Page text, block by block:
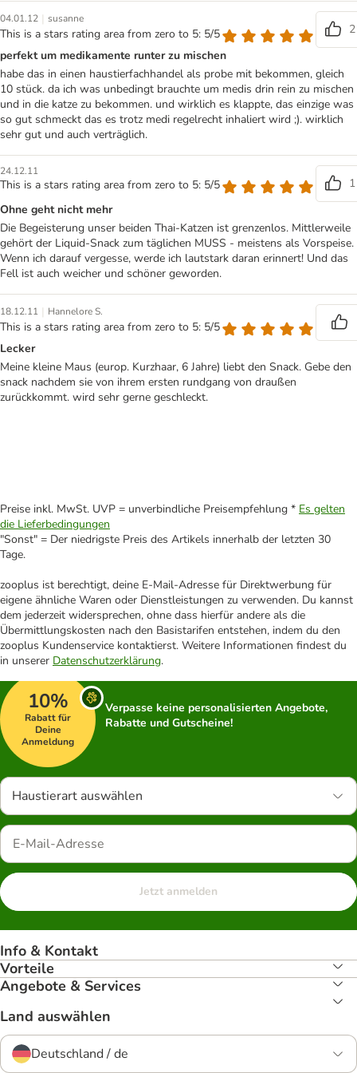
04.01.12 | susanne
This is a stars rating area from zero to 5: 5/5
2
perfekt um medikamente runter zu mischen
habe das in einen haustierfachhandel als probe mit bekommen, gleich
10 stück. da ich was unbedingt brauchte um medis drin rein zu mischen
und in die katze zu bekommen. und wirklich es klappte, das einzige was
so gut schmeckt das es trotz medi regelrecht inhaliert wird ;). wirklich
sehr gut und auch verträglich.
24.12.11
This is a stars rating area from zero to 5: 5/5
1
Ohne geht nicht mehr
Die Begeisterung unser beiden Thai-Katzen ist grenzenlos. Mittlerweile
gehört der Liquid-Snack zum täglichen MUSS - meistens als Vorspeise.
Wenn ich darauf vergesse, werde ich lautstark daran erinnert! Und das
Fell ist auch weicher und schöner geworden.
18.12.11 | Hannelore S.
This is a stars rating area from zero to 5: 5/5
Lecker
Meine kleine Maus (europ. Kurzhaar, 6 Jahre) liebt den Snack. Gebe den
snack nachdem sie von ihrem ersten rundgang von draußen
zurückkommt. wird sehr gerne geschleckt.
Preise inkl. MwSt. UVP = unverbindliche Preisempfehlung * Es gelten
die Lieferbedingungen
"Sonst" = Der niedrigste Preis des Artikels innerhalb der letzten 30
Tage.
zooplus ist berechtigt, deine E-Mail-Adresse für Direktwerbung für
eigene ähnliche Waren oder Dienstleistungen zu verwenden. Du kannst
dem jederzeit widersprechen, ohne dass hierfür andere als die
Übermittlungskosten nach den Basistarifen entstehen, indem du den
zooplus Kundenservice kontaktierst. Weitere Informationen findest du
in unserer Datenschutzerklärung.
10%
Rabatt für
Deine
Anmeldung
Verpasse keine personalisierten Angebote,
Rabatte und Gutscheine!
Haustierart auswählen
Jetzt anmelden
Info & Kontakt
Vorteile
Angebote & Services
Land auswählen
Deutschland / de